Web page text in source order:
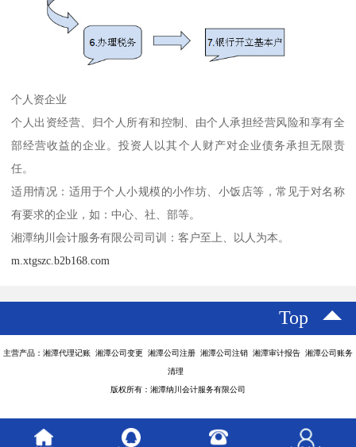
个人资企业
个人出资经营、归个人所有和控制、由个人承担经营风险和享有全
部经营收益的企业。投资人以其个人财产对企业债务承担无限责
任。
适用情况：适用于个人小规模的小作坊、小饭店等，常见于对名称
有要求的企业，如：中心、社、部等。
湘潭纳川会计服务有限公司司训：客户至上、以人为本。
m.xtgszc.b2b168.com
Top
主营产品：湘潭代理记账 湘潭公司变更 湘潭公司注册 湘潭公司注销 湘潭审计报告 湘潭公司账务
清理
版权所有：湘潭纳川会计服务有限公司